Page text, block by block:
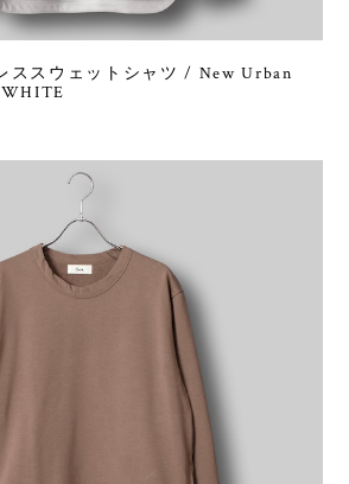
ススウェットシャツ / New Urban